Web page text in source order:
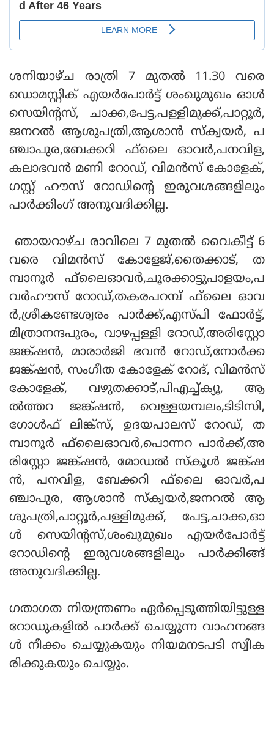
ശനിയാഴ്ച രാത്രി 7 മുതല്‍ 11.30 വരെ
ഡൊമസ്റ്റിക് എയര്‍പോര്‍ട്ട് ശംഖുമുഖം ഓള്‍
സെയിന്റസ്, ചാക്ക,പേട്ട,പള്ളിമുക്ക്,പാറ്റൂര്‍,
ജനറല്‍ ആശുപത്രി,ആശാന്‍ സ്‌ക്വയര്‍, പ
ഞ്ചാപുര,ബേക്കറി ഫ്‌ലൈ ഓവര്‍,പനവിള,
കലാഭവന്‍ മണി റോഡ്, വിമന്‍സ് കോളേക്,
ഗസ്റ്റ് ഹൗസ് റോഡിന്റെ ഇരുവശങ്ങളിലും
പാര്‍ക്കിംഗ് അനുവദിക്കില്ല.
ഞായറാഴ്ച രാവിലെ 7 മുതല്‍ വൈകീട്ട് 6
വരെ വിമന്‍സ് കോളേജ്,തൈക്കാട്, ത
മ്പാനൂര്‍ ഫ്‌ലൈഓവര്‍,ചൂരക്കാട്ടുപാളയം,പ
വര്‍ഹൗസ് റോഡ്,തകരപറമ്പ് ഫ്‌ലൈ ഓവ
ര്‍,ശ്രീകണ്ടേശ്വരം പാര്‍ക്ക്,എസ്പി ഫോര്‍ട്ട്,
മിത്രാനന്ദപുരം, വാഴപ്പള്ളി റോഡ്,അരിസ്റ്റോ
ജങ്ക്ഷന്‍, മാരാര്‍ജി ഭവന്‍ റോഡ്,നോര്‍ക്ക
ജങ്ക്ഷന്‍, സംഗീത കോളേക് റോദ്, വിമന്‍സ്
കോളേക്, വഴുതക്കാട്,പിഎച്ച്ക്യൂ, ആ
ല്‍ത്തറ ജങ്ക്ഷന്‍, വെള്ളയമ്പലം,ടിടിസി,
ഗോള്‍ഫ് ലിങ്ക്‌സ്, ഉദയപാലസ് റോഡ്, ത
മ്പാനൂര്‍ ഫ്‌ലൈഓവര്‍,പൊന്നറ പാര്‍ക്ക്,അ
രിസ്റ്റോ ജങ്ക്ഷന്‍, മോഡല്‍ സ്‌കൂള്‍ ജങ്ക്ഷ
ന്‍, പനവിള, ബേക്കറി ഫ്‌ലൈ ഓവര്‍,പ
ഞ്ചാപുര, ആശാന്‍ സ്‌ക്വയര്‍,ജനറല്‍ ആ
ശുപത്രി,പാറ്റൂര്‍,പള്ളിമുക്ക്, പേട്ട,ചാക്ക,ഓ
ള്‍ സെയിന്റസ്,ശംഖുമുഖം എയര്‍പോര്‍ട്ട്
റോഡിന്റെ ഇരുവശങ്ങളിലും പാര്‍ക്കിങ്ങ്
അനുവദിക്കില്ല.
ഗതാഗത നിയന്ത്രണം ഏര്‍പ്പെടുത്തിയിട്ടുള്ള
റോഡുകളില്‍ പാര്‍ക്ക് ചെയ്യുന്ന വാഹനങ്ങ
ള്‍ നീക്കം ചെയ്യുകയും നിയമനടപടി സ്വീക
രിക്കുകയും ചെയ്യും.